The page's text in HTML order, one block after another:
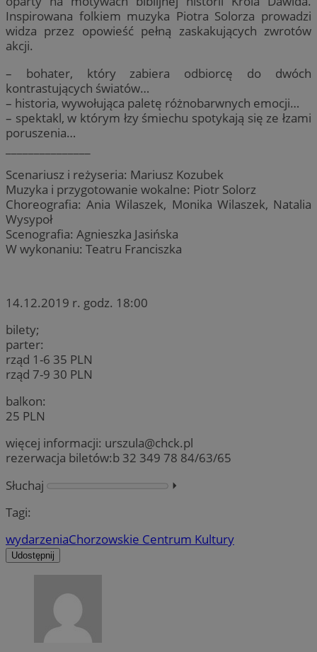
Inspirowana folkiem muzyka Piotra Solorza prowadzi
widza przez opowieść pełną zaskakujących zwrotów
akcji.
– bohater, który zabiera odbiorcę do dwóch
kontrastujących światów…
– historia, wywołująca paletę różnobarwnych emocji…
– spektakl, w którym łzy śmiechu spotykają się ze łzami
poruszenia…
Scenariusz i reżyseria: Mariusz Kozubek
Muzyka i przygotowanie wokalne: Piotr Solorz
Choreografia: Ania Wilaszek, Monika Wilaszek, Natalia
Wysypoł
Scenografia: Agnieszka Jasińska
W wykonaniu: Teatru Franciszka
14.12.2019 r. godz. 18:00
bilety;
parter:
rząd 1-6 35 PLN
rząd 7-9 30 PLN
balkon:
25 PLN
więcej informacji: urszula@chck.pl
rezerwacja biletów:b 32 349 78 84/63/65
Słuchaj
⏵︎
Tagi:
wydarzeniaChorzowskie Centrum Kultury
Udostępnij